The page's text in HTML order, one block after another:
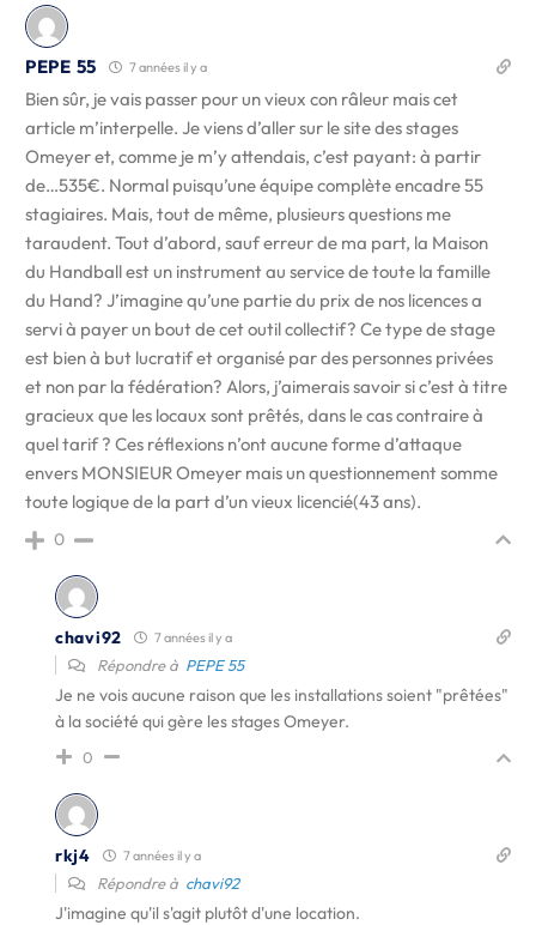
PEPE 55 7 années il y a
Bien sûr, je vais passer pour un vieux con râleur mais cet
article m’interpelle. Je viens d’aller sur le site des stages
Omeyer et, comme je m’y attendais, c’est payant: à partir
de…535€. Normal puisqu’une équipe complète encadre 55
stagiaires. Mais, tout de même, plusieurs questions me
taraudent. Tout d’abord, sauf erreur de ma part, la Maison
du Handball est un instrument au service de toute la famille
du Hand? J’imagine qu’une partie du prix de nos licences a
servi à payer un bout de cet outil collectif? Ce type de stage
est bien à but lucratif et organisé par des personnes privées
et non par la fédération? Alors, j’aimerais savoir si c’est à titre
gracieux que les locaux sont prêtés, dans le cas contraire à
quel tarif ? Ces réflexions n’ont aucune forme d’attaque
envers MONSIEUR Omeyer mais un questionnement somme
toute logique de la part d’un vieux licencié(43 ans).
0
chavi92 7 années il y a
Répondre à PEPE 55
Je ne vois aucune raison que les installations soient "prêtées"
à la société qui gère les stages Omeyer.
0
rkj4 7 années il y a
Répondre à chavi92
J'imagine qu'il s'agit plutôt d'une location.